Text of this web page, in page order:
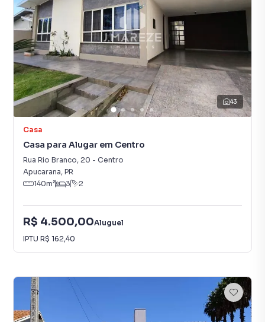
43
Casa
Casa para Alugar em Centro
Rua Rio Branco, 20 - Centro
Apucarana, PR
140m² 3 2
R$ 4.500,00Aluguel
IPTU R$ 162,40